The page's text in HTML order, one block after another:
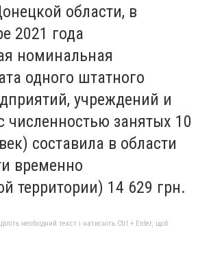
области, в
2021 года
номинальная
одного штатного
учреждений и
численностью занятых 10
составила в области
временно
территории) 14 629 грн.
необхідний текст і натисніть Ctrl + Enter, щоб